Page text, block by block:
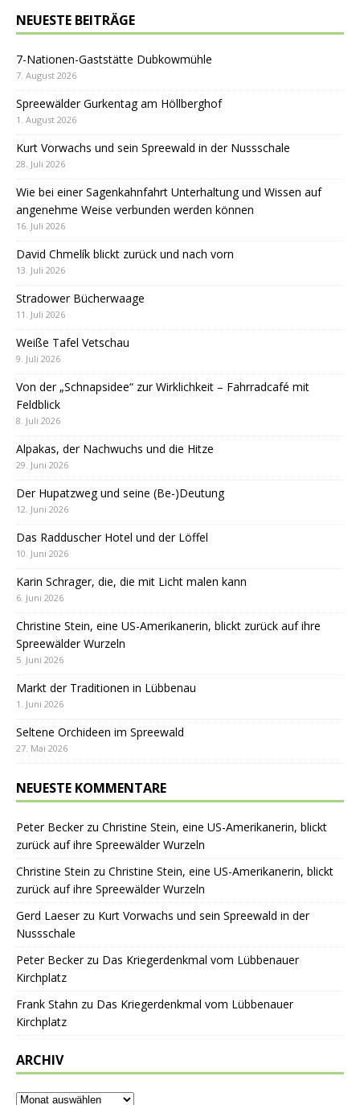
NEUESTE BEITRÄGE
7-Nationen-Gaststätte Dubkowmühle
7. August 2026
Spreewälder Gurkentag am Höllberghof
1. August 2026
Kurt Vorwachs und sein Spreewald in der Nussschale
28. Juli 2026
Wie bei einer Sagenkahnfahrt Unterhaltung und Wissen auf
angenehme Weise verbunden werden können
16. Juli 2026
David Chmelík blickt zurück und nach vorn
13. Juli 2026
Stradower Bücherwaage
11. Juli 2026
Weiße Tafel Vetschau
9. Juli 2026
Von der „Schnapsidee“ zur Wirklichkeit – Fahrradcafé mit
Feldblick
8. Juli 2026
Alpakas, der Nachwuchs und die Hitze
29. Juni 2026
Der Hupatzweg und seine (Be-)Deutung
12. Juni 2026
Das Radduscher Hotel und der Löffel
10. Juni 2026
Karin Schrager, die, die mit Licht malen kann
6. Juni 2026
Christine Stein, eine US-Amerikanerin, blickt zurück auf ihre
Spreewälder Wurzeln
5. Juni 2026
Markt der Traditionen in Lübbenau
1. Juni 2026
Seltene Orchideen im Spreewald
27. Mai 2026
NEUESTE KOMMENTARE
Peter Beckerzu Christine Stein, eine US-Amerikanerin, blickt
zurück auf ihre Spreewälder Wurzeln
Christine Stein zu Christine Stein, eine US-Amerikanerin, blickt
zurück auf ihre Spreewälder Wurzeln
Gerd Laeserzu Kurt Vorwachs und sein Spreewald in der
Nussschale
Peter Beckerzu Das Kriegerdenkmal vom Lübbenauer
Kirchplatz
Frank Stahn zu Das Kriegerdenkmal vom Lübbenauer
Kirchplatz
ARCHIV